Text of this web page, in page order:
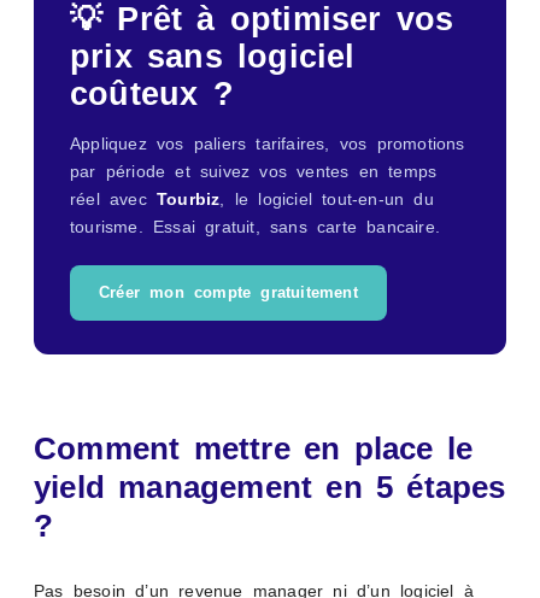
💡 Prêt à optimiser vos
prix sans logiciel
coûteux ?
Appliquez vos paliers tarifaires, vos promotions
par période et suivez vos ventes en temps
réel avec Tourbiz , le logiciel tout-en-un du
tourisme. Essai gratuit, sans carte bancaire.
Créer mon compte gratuitement
Comment mettre en place le
yield management en 5 étapes
?
Pas besoin d’un revenue manager ni d’un logiciel à